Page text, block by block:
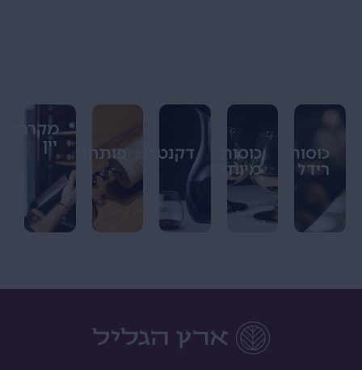
כוסות
רידל
כוסות
מיוחדים
דקנטרים פותחנים
מקררי
יין